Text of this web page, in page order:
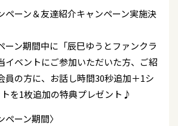
ペーン＆友達紹介キャンペーン実施決
ーン期間中に「辰巳ゆうとファンクラ
イベントにご参加いただいた方、ご紹
員の方に、お話し時間30秒追加＋1シ
を1枚追加の特典プレゼント♪
ペーン期間〉